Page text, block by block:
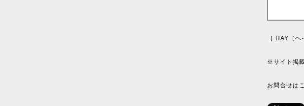
［ HAY（ヘ
※サイト掲
お問合せは